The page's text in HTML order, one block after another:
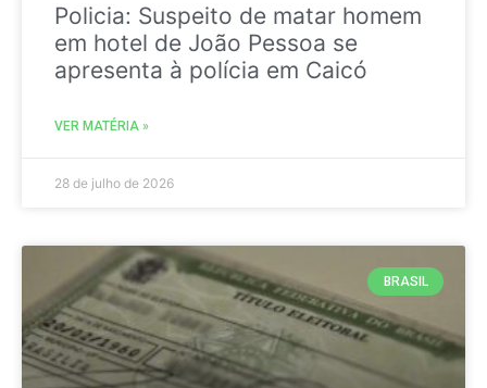
Policia: Suspeito de matar homem
em hotel de João Pessoa se
apresenta à polícia em Caicó
VER MATÉRIA »
28 de julho de 2026
BRASIL